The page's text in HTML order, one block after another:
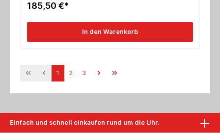
185,50 €*
In den Warenkorb
1 2 3
Einfach und schnell einkaufen rund um die Uhr.